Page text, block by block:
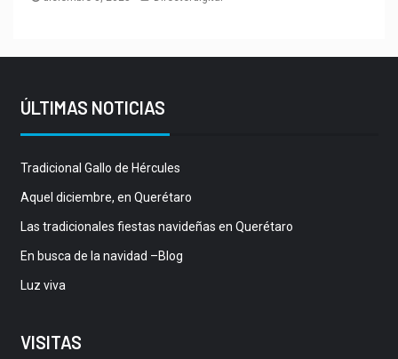
ÚLTIMAS NOTICIAS
Tradicional Gallo de Hércules
Aquel diciembre, en Querétaro
Las tradicionales fiestas navideñas en Querétaro
En busca de la navidad –Blog
Luz viva
VISITAS